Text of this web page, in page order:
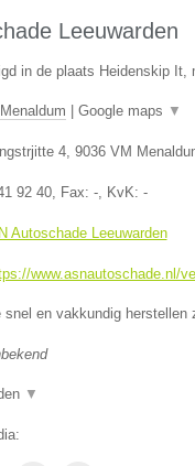
Leeuwarden
in de plaats Heidenskip It,
Menaldum Google maps ▼
4, 9036 VM
92 40, Fax: -, KvK: -
Autoschade Leeuwarden
www.asnautoschade.nl/
snel en vakkundig
▼